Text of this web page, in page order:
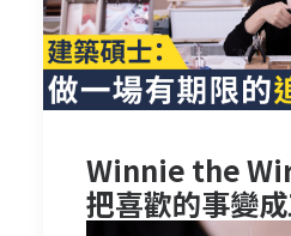
Winnie the
把喜歡的事變